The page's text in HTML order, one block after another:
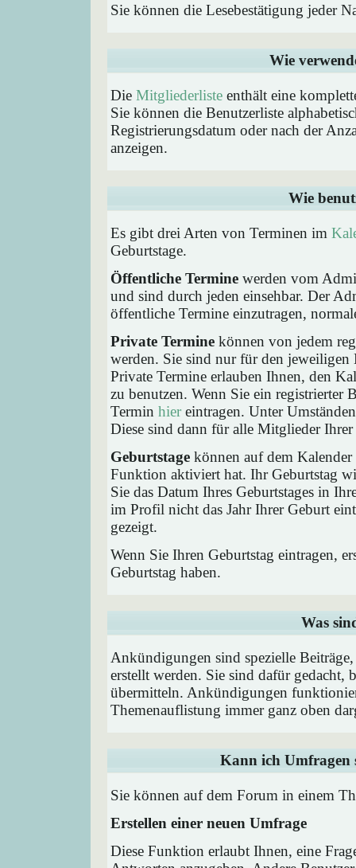
Sie können die Lesebestätigung jeder
Wie
Die Mitgliederliste enthält eine
Sie können die Benutzerliste
Registrierungsdatum oder nach der
anzeigen.
Wie
Es gibt drei Arten von Terminen im
Geburtstage.
Öffentliche Termine werden vom
und sind durch jeden einsehbar. Der
öffentliche Termine einzutragen,
Private Termine können von jedem
werden. Sie sind nur für den jeweiligen
Private Termine erlauben Ihnen, den
zu benutzen. Wenn Sie ein registrierter
Termin hiereintragen. Unter
Diese sind dann für alle Mitglieder
Geburtstage können auf dem
Funktion aktiviert hat. Ihr Geburtstag
Sie das Datum Ihres Geburtstages in
im Profil nicht das Jahr Ihrer Geburt
gezeigt.
Wenn Sie Ihren Geburtstag eintragen,
Geburtstag haben.
Was
Ankündigungen sind spezielle
erstellt werden. Sie sind dafür gedacht,
übermitteln. Ankündigungen
Themenauflistung immer ganz oben
Kann ich Umfragen
Sie können auf dem Forum in einem
Erstellen einer neuen Umfrage
Diese Funktion erlaubt Ihnen, eine